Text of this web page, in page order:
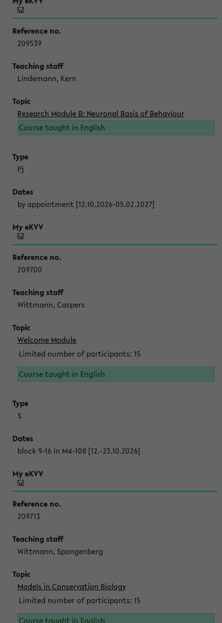
209539
Lindemann, Kern
Research Module B: Neuronal Basis of Behaviour
Course taught in English
Pj
by appointment [12.10.2026-05.02.2027]
209700
Wittmann, Caspers
Welcome Module
Limited number of participants: 15
Course taught in English
S
block 9-16 in M4-108 [12.-23.10.2026]
209713
Wittmann, Spangenberg
Models in Conservation Biology
Limited number of participants: 15
Course taught in English